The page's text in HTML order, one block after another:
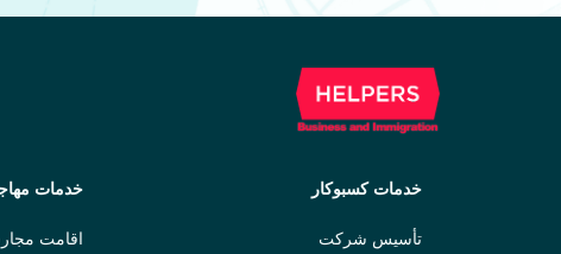
خدمات کسبوکار
تأسیس شرکت
خدمات
اقامت